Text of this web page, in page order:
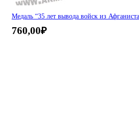
Медаль “35 лет вывода войск из
760,00₽